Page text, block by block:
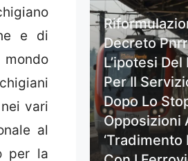
e di
vari
al
per la
Decreto
L’ipotesi
Per Il
Dopo Lo
Opposizioni
‘Tradimento